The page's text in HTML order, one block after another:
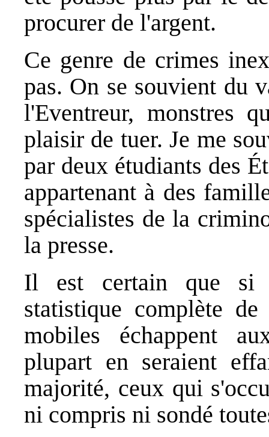
procurer de l'argent.
Ce genre de crimes
pas. On se souvient du
l'Eventreur, monstres
plaisir de tuer. Je me
par deux étudiants des
appartenant à des
spécialistes de la
la presse.
Il est certain que si
statistique complète
mobiles échappent
plupart en seraient
majorité, ceux qui
ni compris ni sondé